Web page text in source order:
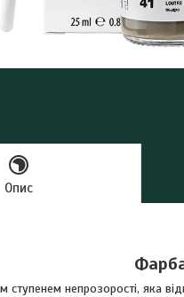
Опис
непрозорості, яка